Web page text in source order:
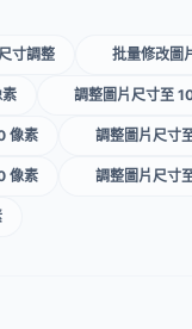
寸調整 批量修改圖
調整圖片尺寸至
像素 調整圖片尺寸
像素 調整圖片尺寸